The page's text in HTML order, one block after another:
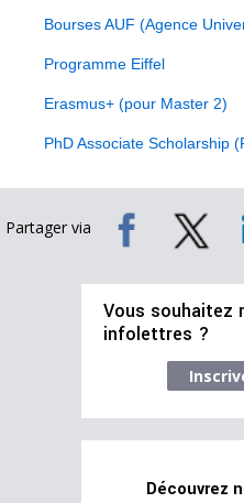
Bourses AUF (Agence
Programme Eiffel
Erasmus+ (pour Master 2)
PhD Associate Scholarship
Partager via
Vous souhaitez
infolettres ?
Découvrez